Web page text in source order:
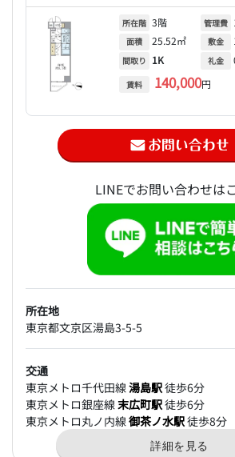
所在階 3階
面積 25.52㎡
間取り 1K
賃料 140,000円
管理費
敷金
礼金
LINEでお問い合わせは
所在地
東京都文京区湯島3-5-5
交通
東京メトロ千代田線湯島駅徒歩6分
東京メトロ銀座線末広町駅徒歩6分
東京メトロ丸ノ内線御茶ノ水駅徒歩8分